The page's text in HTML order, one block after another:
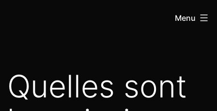
Menu
Quelles sont